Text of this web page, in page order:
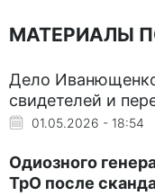
МАТЕРИАЛЫ
Дело
свидетелей и
01.05.2026 - 18:54
Одиозного
ТрО после